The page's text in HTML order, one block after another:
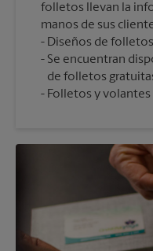
folletos llevan la
manos de sus
Diseños de
Se encuentran
de folletos
Folletos y